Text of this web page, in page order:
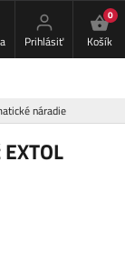
Prihlásiť
0
Košík
náradie